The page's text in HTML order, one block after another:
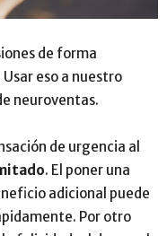
de forma
eso a nuestro
neuroventas.
de urgencia al
. El poner una
adicional puede
Por otro